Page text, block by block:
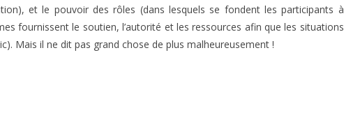
et le pouvoir des rôles (dans lesquels se fondent les participants à
fournissent le soutien, l’autorité et les ressources afin que les situations
Mais il ne dit pas grand chose de plus malheureusement !